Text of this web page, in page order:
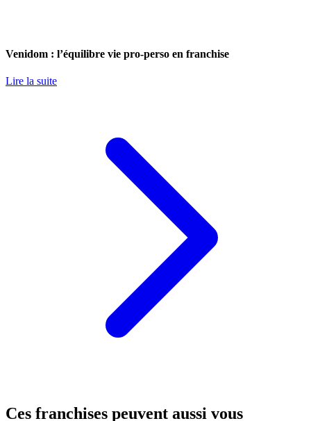
Venidom : l’équilibre vie pro-perso en franchise
Lire la suite
Ces franchises peuvent aussi vous